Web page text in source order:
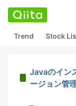
Trend Stock
Javaのイン
ージョン管